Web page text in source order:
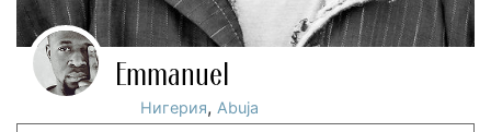
Emmanuel
Нигерия, Abuja